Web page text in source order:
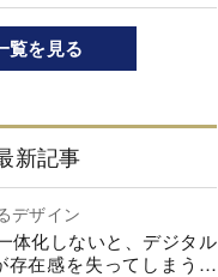
覧を見る
新記事
デザイン
体化しないと、デジタル
存在感を失ってしまう…